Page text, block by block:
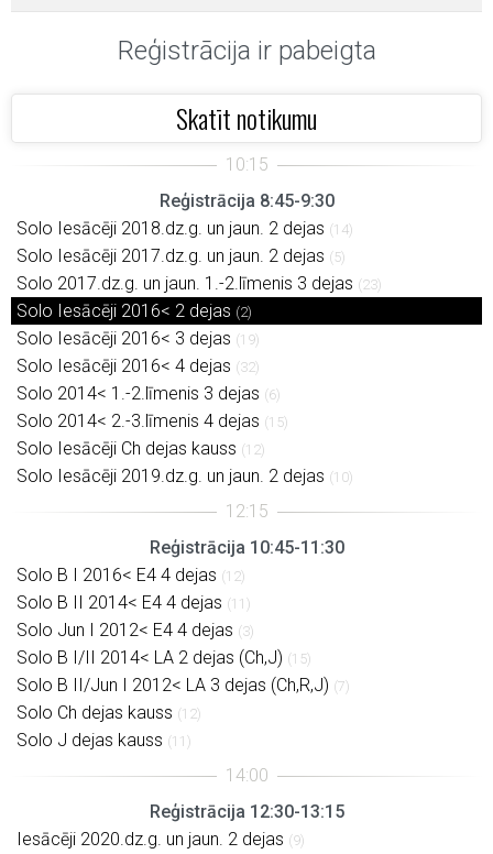
Reģistrācija ir pabeigta
Skatīt notikumu
Reģistrācija 8:45-9:30
Solo Iesācēji 2018.dz.g. un jaun. 2 dejas (14)
Solo Iesācēji 2017.dz.g. un jaun. 2 dejas (5)
Solo 2017.dz.g. un jaun. 1.-2.līmenis 3 dejas (23)
Solo Iesācēji 2016< 2 dejas (2)
Solo Iesācēji 2016< 3 dejas (19)
Solo Iesācēji 2016< 4 dejas (32)
Solo 2014< 1.-2.līmenis 3 dejas (6)
Solo 2014< 2.-3.līmenis 4 dejas (15)
Solo Iesācēji Ch dejas kauss (12)
Solo Iesācēji 2019.dz.g. un jaun. 2 dejas (10)
Reģistrācija 10:45-11:30
Solo B I 2016< E4 4 dejas (12)
Solo B II 2014< E4 4 dejas (11)
Solo Jun I 2012< E4 4 dejas (3)
Solo B I/II 2014< LA 2 dejas (Ch,J) (15)
Solo B II/Jun I 2012< LA 3 dejas (Ch,R,J) (7)
Solo Ch dejas kauss (12)
Solo J dejas kauss (11)
Reģistrācija 12:30-13:15
Iesācēji 2020.dz.g. un jaun. 2 dejas (9)